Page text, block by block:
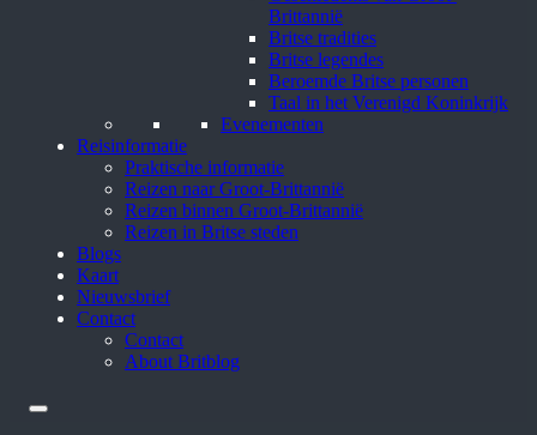
Brittannië
Britse tradities
Britse legendes
Beroemde Britse personen
Taal in het Verenigd Koninkrijk
Evenementen
Reisinformatie
Praktische informatie
Reizen naar Groot-Brittannië
Reizen binnen Groot-Brittannië
Reizen in Britse steden
Blogs
Kaart
Nieuwsbrief
Contact
Contact
About Britblog